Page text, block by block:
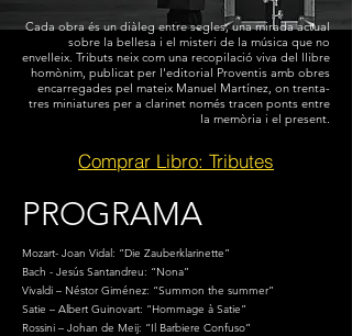
Cada obra és un diàleg entre segles, una mirada actual
sobre la bellesa i el misteri de la música que no
envelleix. Tributs neix com una recopilació viva del llibre
homònim, publicat per l'editorial Proventis amb obres
encarregades pel mateix Manuel Martínez, on trenta-
tres miniatures per a clarinet només tracen ponts entre
la memòria i el present.
Comprar Libro: Tributes
PROGRAMA
Mozart- Joan Vidal: “Die Zauberklarinette”
Bach - Jesús Santandreu: “Nona”
Vivaldi – Néstor Giménez: “Summon the summer”
Satie – Albert Guinovart: “Hommage à Satie”
Rossini – Johan de Meij: “Il Barbiere Confuso”